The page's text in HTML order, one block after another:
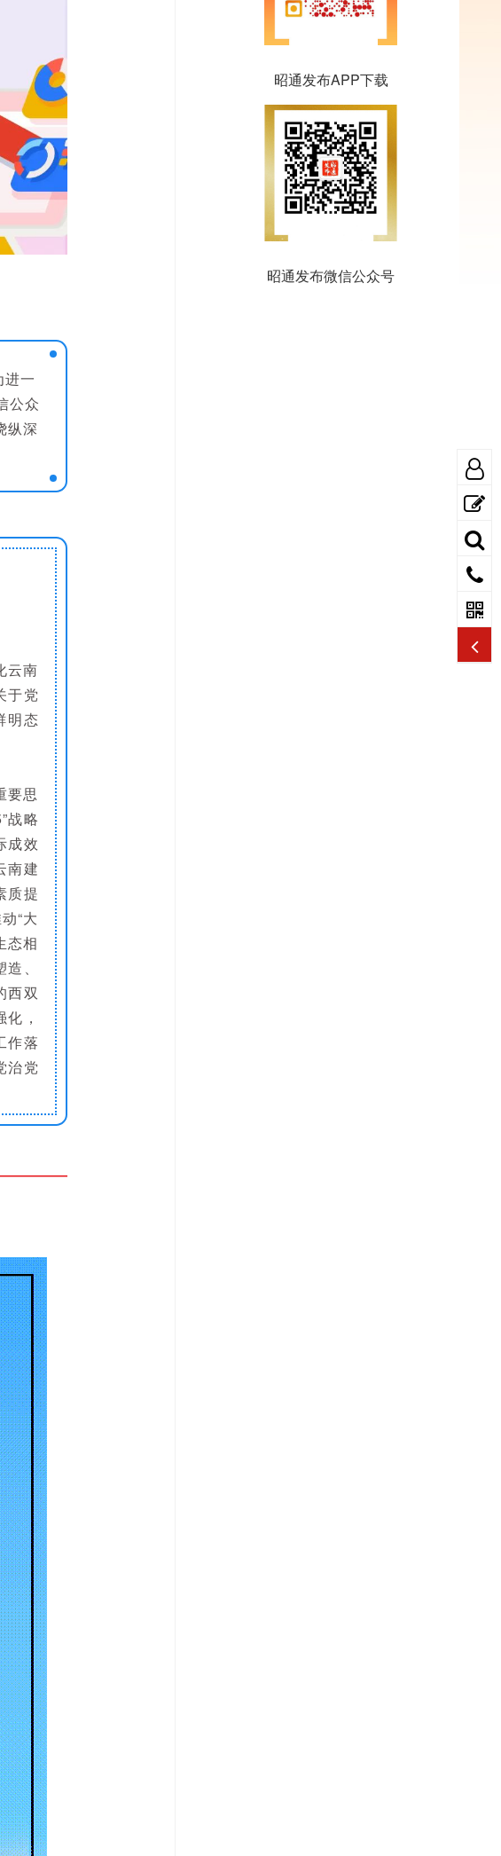
一
公众
纵深
云南
于党
明态
要思
战略
成效
南建
质提
“大
态相
、
西双
，
作落
治党
昭通发布APP下载
昭通发布微信公众号